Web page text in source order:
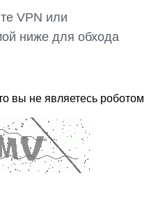
VPN или
ниже для обхода
вы не являетесь роботом